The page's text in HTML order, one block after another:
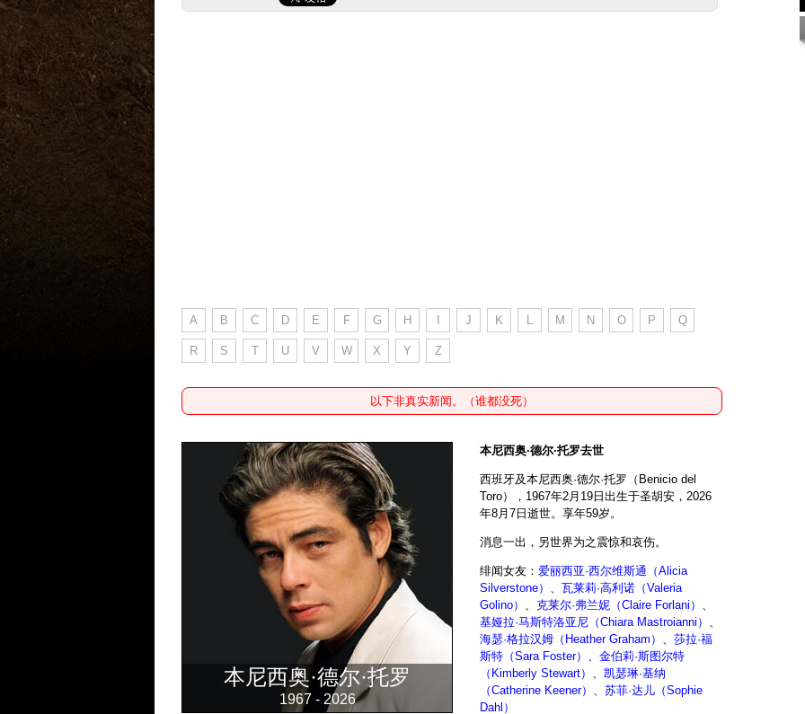
A B C D E F G H J K L M N O P Q
R S T U V W X Y Z
以下非真实新闻。（谁都没死）
本尼西奥·德尔·托罗
1967 - 2026
本尼西奥·德尔·托罗去世
西班牙及本尼西奥·德尔·托罗（Benicio del
Toro），1967年2月19日出生于圣胡安，2026
年8月7日逝世。享年59岁。
消息一出，另世界为之震惊和哀伤。
绯闻女友： 爱丽西亚·西尔维斯通（Alicia
Silverstone）
瓦莱莉·高利诺（Valeria
Golino）
克莱尔·弗兰妮（Claire Forlani）
基娅拉·马斯特洛亚尼（Chiara Mastroianni）
海瑟·格拉汉姆（Heather Graham）
莎拉·福
斯特（Sara Foster）
金伯莉·斯图尔特
（Kimberly Stewart）
凯瑟琳·基纳
（Catherine Keener）
苏菲·达儿（Sophie
Dahl）